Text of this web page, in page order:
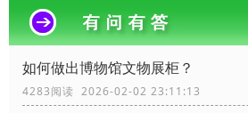
如何做出博物馆文物展柜？
4283阅读 2026-02-02 23:11:13